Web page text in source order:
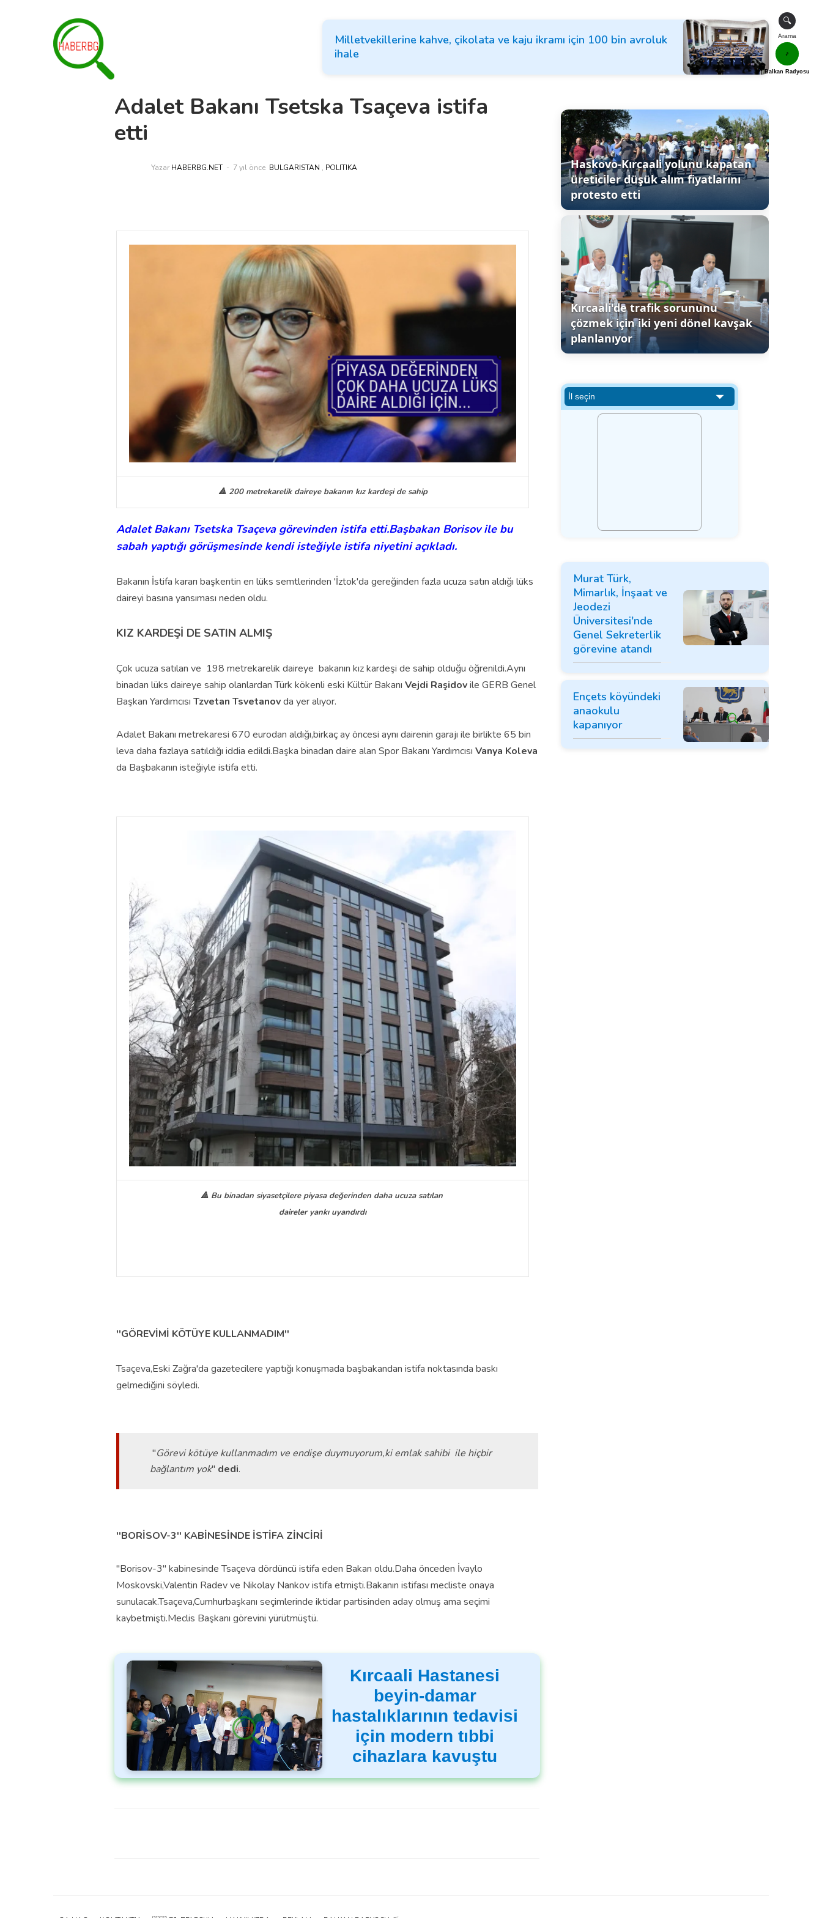
Milletvekillerine kahve, çikolata ve kaju ikramı için 100 bin avroluk
ihale
Adalet Bakanı Tsetska Tsaçeva istifa
etti
Yazar HABERBG.NET 7 yıl önce BULGARISTAN , POLITIKA
🔺 200 metrekarelik daireye bakanın kız kardeşi de sahip
Adalet Bakanı Tsetska Tsaçeva görevinden istifa etti.Başbakan Borisov ile bu
sabah yaptığı görüşmesinde kendi isteğiyle istifa niyetini açıkladı.
Bakanın İstifa kararı başkentin en lüks semtlerinden 'İztok'da gereğinden fazla ucuza satın aldığı lüks
daireyi basına yansıması neden oldu.
KIZ KARDEŞİ DE SATIN ALMIŞ
Çok ucuza satılan ve 198 metrekarelik daireye bakanın kız kardeşi de sahip olduğu öğrenildi.Aynı
binadan lüks daireye sahip olanlardan Türk kökenli eski Kültür Bakanı Vejdi Raşidovile GERB Genel
Başkan Yardımcısı Tzvetan Tsvetanovda yer alıyor.
Adalet Bakanı metrekaresi 670 eurodan aldığı,birkaç ay öncesi aynı dairenin garajı ile birlikte 65 bin
leva daha fazlaya satıldığı iddia edildi.Başka binadan daire alan Spor Bakanı Yardımcısı Vanya Koleva
da Başbakanın isteğiyle istifa etti.
🔺 Bu binadan siyasetçilere piyasa değerinden daha ucuza satılan
daireler yankı uyandırdı
''GÖREVİMİ KÖTÜYE KULLANMADIM''
Tsaçeva,Eski Zağra'da gazetecilere yaptığı konuşmada başbakandan istifa noktasında baskı
gelmediğini söyledi.
''Görevi kötüye kullanmadım ve endişe duymuyorum,ki emlak sahibi ile hiçbir
bağlantım yok'' dedi.
''BORİSOV-3'' KABİNESİNDE İSTİFA ZİNCİRİ
''Borisov-3'' kabinesinde Tsaçeva dördüncü istifa eden Bakan oldu.Daha önceden İvaylo
Moskovski,Valentin Radev ve Nikolay Nankov istifa etmişti.Bakanın istifası mecliste onaya
sunulacak.Tsaçeva,Cumhurbaşkanı seçimlerinde iktidar partisinden aday olmuş ama seçimi
kaybetmişti.Meclis Başkanı görevini yürütmüştü.
Kırcaali Hastanesi
beyin-damar
hastalıklarının tedavisi
için modern tıbbi
cihazlara kavuştu
Haskovo-Kırcaali yolunu kapatan
üreticiler düşük alım fiyatlarını
protesto etti
Kırcaali'de trafik sorununu
çözmek için iki yeni dönel kavşak
planlanıyor
Murat Türk,
Mimarlık, İnşaat ve
Jeodezi
Üniversitesi'nde
Genel Sekreterlik
görevine atandı
Ençets köyündeki
anaokulu
kapanıyor
🔍
Arama
🎵
Balkan Radyosu